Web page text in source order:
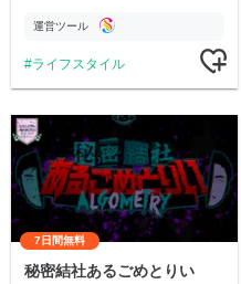
ただいています。
運営ツール
ライフスタイル
7日間無料
秘密結社あるごめとりい